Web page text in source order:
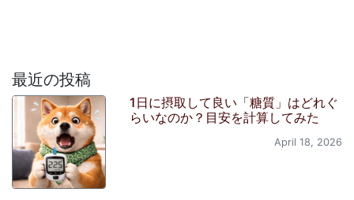
最近の投稿
1日に摂取して良い「糖質」はどれぐ
らいなのか？目安を計算してみた
April 18, 2026